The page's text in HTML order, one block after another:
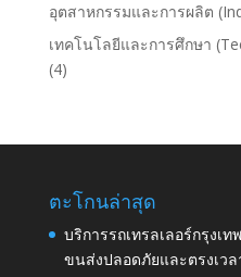
อุตสาหกรรมและการผลิต
เทคโนโลยีและการศึกษา
(4)
ตะโกนล่าสุด
บริการรถเทรลเลอร์กรุงเ
ขนส่งปลอดภัยและตรงเวล